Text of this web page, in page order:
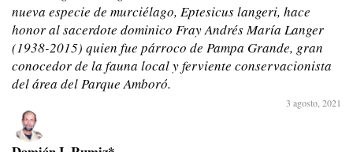
nueva especie de murciélago, Eptesicus langeri, hace
honor al sacerdote dominico Fray Andrés María Langer
(1938-2015) quien fue párroco de Pampa Grande, gran
conocedor de la fauna local y ferviente conservacionista
del área del Parque Amboró.
3 agosto, 2021